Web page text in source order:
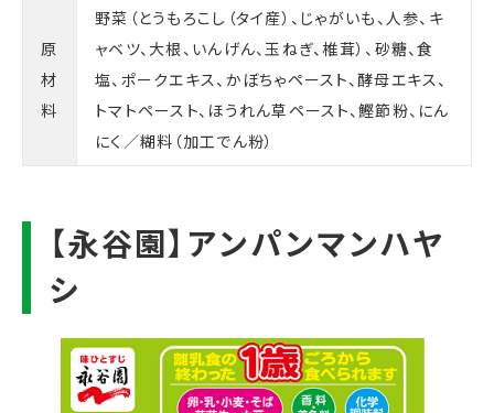
原
材
料
野菜（とうもろこし（タイ産）、じゃがいも、人参、キ
ャベツ、大根、いんげん、玉ねぎ、椎茸）、砂糖、食
塩、ポークエキス、かぼちゃペースト、酵母エキス、
トマトペースト、ほうれん草ペースト、鰹節粉、にん
にく／糊料（加工でん粉）